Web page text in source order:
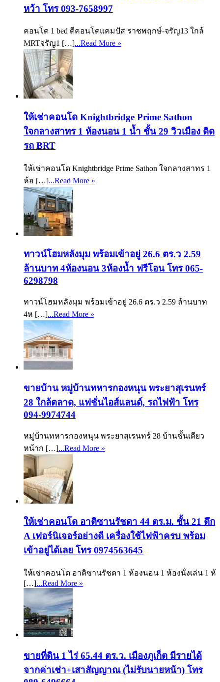
หว้า โทร 093-7658997
คอนโด 1 bed ดีคอนโดแคมปัส ราชพฤกษ์-จรัญ13 ใกล้
MRTจรัญ1 […]...Read More »
ให้เช่าคอนโด Knightbridge Prime Sathon
ใจกลางสาทร 1 ห้องนอน 1 น้ำ ชั้น 29 วิวเมือง ติด
รถ BRT
ให้เช่าคอนโด Knightbridge Prime Sathon ใจกลางสาทร 1
ห้อ […]...Read More »
ทาวน์โฮมหลังมุม พร้อมเข้าอยู่ 26.6 ตร.ว 2.59
ล้านบาท 4ห้องนอน 3ห้องน้ำ ฟรีโอน โทร 065-
6298798
ทาวน์โฮมหลังมุม พร้อมเข้าอยู่ 26.6 ตร.ว 2.59 ล้านบาท
4ห […]...Read More »
ขายบ้าน หมู่บ้านทหารกองหนุน พระยาสุเรนทร์
28 ใกล้ตลาด, แฟชั่นไอส์แลนด์, รถไฟฟ้า โทร
094-9974744
หมู่บ้านทหารกองหนุน พระยาสุเรนทร์ 28 บ้านชั้นเดียว
หน้าก […]...Read More »
ให้เช่าคอนโด อาติซานรัชดา 44 ตร.ม. ชั้น 21 ตึก
A เฟอร์นิเจอร์อย่างดี เครื่องใช้ไฟฟ้าครบ พร้อม
เข้าอยู่ได้เลย โทร 0974563645
ให้เช่าคอนโด อาติซานรัชดา 1 ห้องนอน 1 ห้องนั่งเล่น 1 ห้
[…]...Read More »
ขายที่ดิน 1 ไร่ 65.44 ตร.ว. เมืองภูเก็ต มีรายได้
จากค่าเช่า+เสาสัญญาณ (ไม่รับนายหน้า) โทร